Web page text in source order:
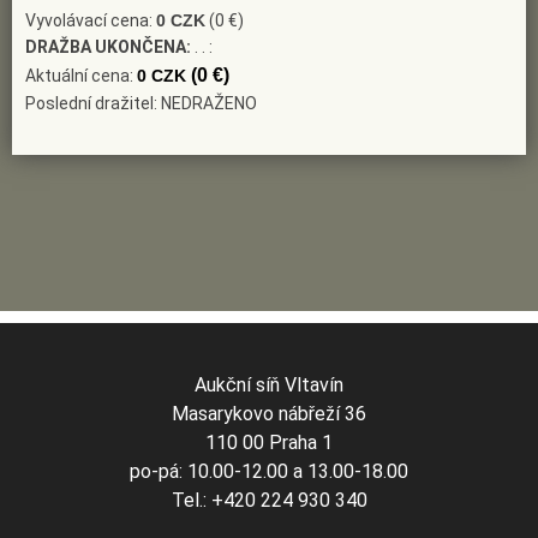
Vyvolávací cena: 0 CZK(0 €)
DRAŽBA UKONČENA: . . :
Aktuální cena: 0 CZK (0 €)
Poslední dražitel: NEDRAŽENO
Aukční síň Vltavín
Masarykovo nábřeží 36
110 00 Praha 1
po-pá: 10.00-12.00 a 13.00-18.00
Tel.: +420 224 930 340